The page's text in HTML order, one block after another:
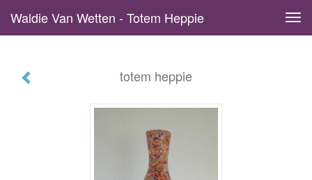
Waldie Van Wetten - Totem Heppie
totem heppie